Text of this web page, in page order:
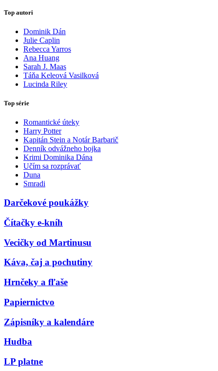
Top autori
Dominik Dán
Julie Caplin
Rebecca Yarros
Ana Huang
Sarah J. Maas
Táňa Keleová Vasilková
Lucinda Riley
Top série
Romantické úteky
Harry Potter
Kapitán Stein a Notár Barbarič
Denník odvážneho bojka
Krimi Dominika Dána
Učím sa rozprávať
Duna
Smradi
Darčekové poukážky
Čítačky e-kníh
Vecičky od Martinusu
Káva, čaj a pochutiny
Hrnčeky a fľaše
Papiernictvo
Zápisníky a kalendáre
Hudba
LP platne